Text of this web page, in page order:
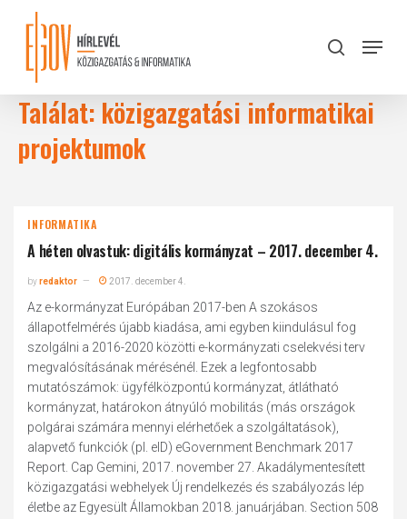
content
search
Menu
Találat: közigazgatási informatikai
projektumok
INFORMATIKA
A héten olvastuk: digitális kormányzat – 2017. december 4.
byredaktor 2017. december 4.
Az e-kormányzat Európában 2017-ben A szokásos
állapotfelmérés újabb kiadása, ami egyben kiindulásul fog
szolgálni a 2016-2020 közötti e-kormányzati cselekvési terv
megvalósításának mérésénél. Ezek a legfontosabb
mutatószámok: ügyfélközpontú kormányzat, átlátható
kormányzat, határokon átnyúló mobilitás (más országok
polgárai számára mennyi elérhetőek a szolgáltatások),
alapvető funkciók (pl. eID) eGovernment Benchmark 2017
Report. Cap Gemini, 2017. november 27. Akadálymentesített
közigazgatási webhelyek Új rendelkezés és szabályozás lép
életbe az Egyesült Államokban 2018. januárjában. Section 508
Close